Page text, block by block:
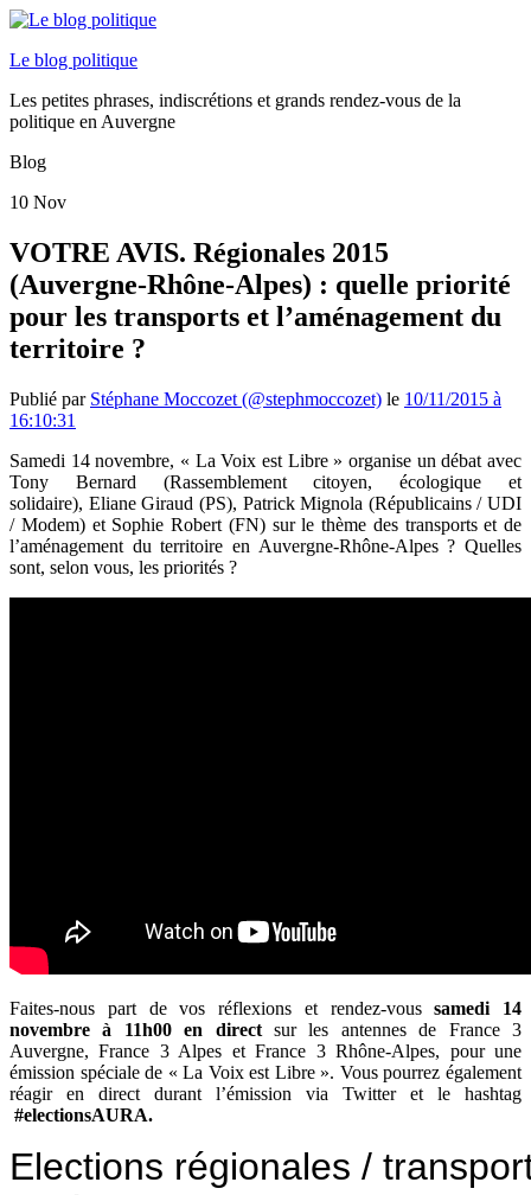
Le blog politique
Les petites phrases, indiscrétions et grands rendez-vous de la
politique en Auvergne
Blog
10 Nov
VOTRE AVIS. Régionales 2015
(Auvergne-Rhône-Alpes) : quelle priorité
pour les transports et l’aménagement du
territoire ?
Publié par Stéphane Moccozet (@stephmoccozet) le 10/11/2015 à
16:10:31
Samedi 14 novembre, « La Voix est Libre » organise un débat avec
Tony Bernard (Rassemblement citoyen, écologique et
solidaire), Eliane Giraud (PS), Patrick Mignola (Républicains / UDI
/ Modem) et Sophie Robert (FN) sur le thème des transports et de
l’aménagement du territoire en Auvergne-Rhône-Alpes ? Quelles
sont, selon vous, les priorités ?
Faites-nous part de vos réflexions et rendez-voussamedi 14
novembre à 11h00 en directsur les antennes de France 3
Auvergne, France 3 Alpes et France 3 Rhône-Alpes, pour une
émission spéciale de « La Voix est Libre ». Vous pourrez également
réagir en direct durant l’émission via Twitter et le hashtag
#electionsAURA.